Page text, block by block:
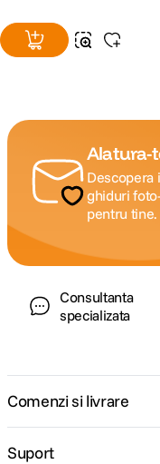
Alatura-
Descopera
ghiduri
pentru tine.
Consultanta
specializata
Comenzi si livrare
Suport